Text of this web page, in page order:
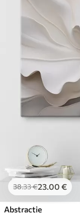
38.33€23.00 €
Abstractie